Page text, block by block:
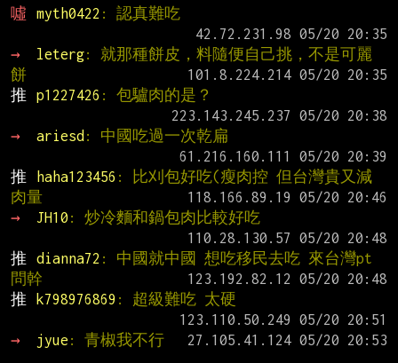
噓
myth0422 : 認真難吃
→
leterg: 就那種餅皮，料隨便自己挑，不是可麗
餅
推
p1227426 : 包驢肉的是？
→
ariesd : 中國吃過一次乾扁
推
haha123456 : 比刈包好吃(瘦肉控 但台灣貴又減
肉量
→
JH10 : 炒冷麵和鍋包肉比較好吃
推
dianna72 : 中國就中國 想吃移民去吃 來台灣pt
問幹
推
k798976869 : 超級難吃 太硬
→
jyue : 青椒我不行